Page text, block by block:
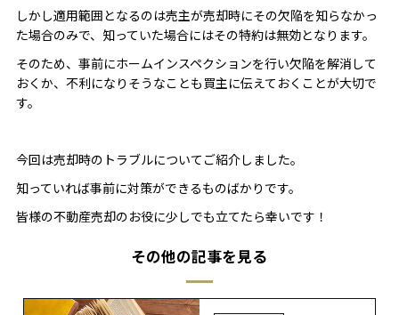
しかし適用範囲となるのは売主が売却時にその欠陥を知らなかっ
た場合のみで、知っていた場合にはその特約は無効となります。
そのため、事前にホームインスペクションを行い欠陥を解消して
おくか、不利になりそうなことも買主に伝えておくことが大切で
す。
今回は売却時のトラブルについてご紹介しました。
知っていれば事前に対策ができるものばかりです。
皆様の不動産売却のお役に少しでも立てたら幸いです！
その他の記事を見る